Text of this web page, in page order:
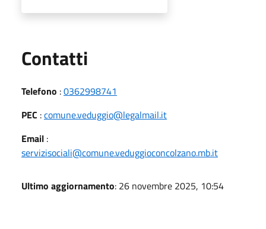
Contatti
Telefono :0362998741
PEC :comune.veduggio@legalmail.it
Email :
servizisociali@comune.veduggioconcolzano.mb.it
Ultimo aggiornamento: 26 novembre 2025, 10:54